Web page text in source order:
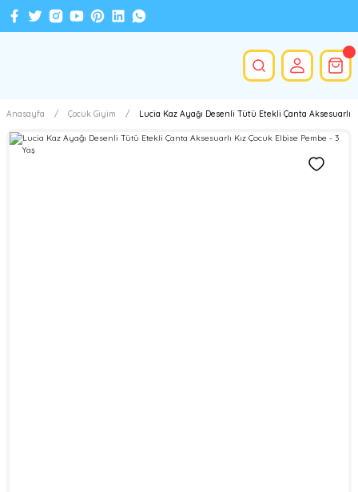
Anasayfa Çocuk Giyim Lucia Kaz Ayağı Desenli Tütü Etekli Çanta Aksesuarlı